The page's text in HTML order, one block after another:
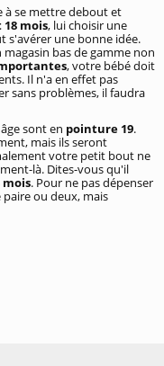
se mettre debout et
18 mois, lui choisir une
s'avérer une bonne idée.
bas de gamme non
, votre bébé doit
Il n'a en effet pas
sans problèmes, il faudra
sont en pointure 19.
mais ils seront
votre petit bout ne
là. Dites-vous qu'il
. Pour ne pas dépenser
ou deux, mais